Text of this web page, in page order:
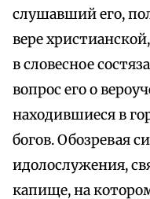
слушавший его,
вере
в словесное
вопрос его о
находившиеся в
богов. Обозревая
идолослужения,
капище, на